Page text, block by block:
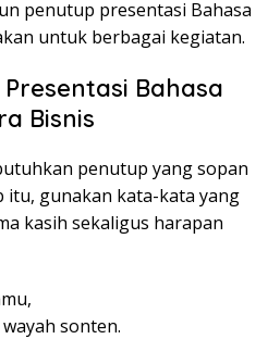
penutup presentasi Bahasa
untuk berbagai kegiatan.
Bahasa
Bisnis
penutup yang sopan
itu, gunakan kata-kata yang
kasih sekaligus harapan
sonten.